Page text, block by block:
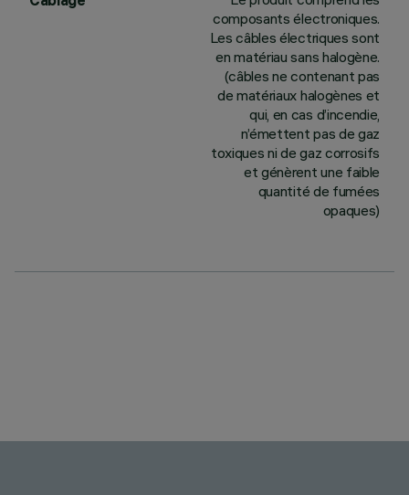
composants électroniques.
Les câbles électriques sont
en matériau sans halogène.
(câbles ne contenant pas
de matériaux halogènes et
qui, en cas d’incendie,
n’émettent pas de gaz
toxiques ni de gaz corrosifs
et génèrent une faible
quantité de fumées
opaques)